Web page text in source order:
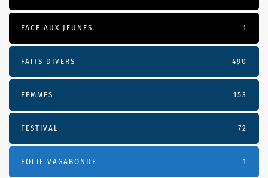
FACE AUX JEUNES 1
FAITS DIVERS 490
FEMMES 153
FESTIVAL 72
FOLIE VAGABONDE 1